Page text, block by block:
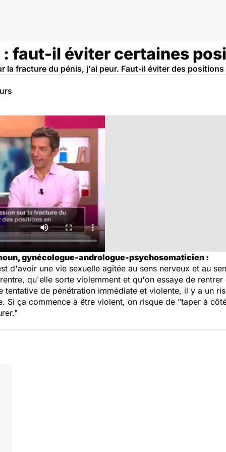
: faut-il éviter certaines
la fracture du pénis, j'ai peur. Faut-il éviter des positions
gynécologue-andrologue-psychosomaticien :
d'avoir une vie sexuelle agitée au sens nerveux et au
qu'elle sorte violemment et qu'on essaye de
tentative de pénétration immédiate et violente, il y a un
Si ça commence à être violent, on risque de "taper à